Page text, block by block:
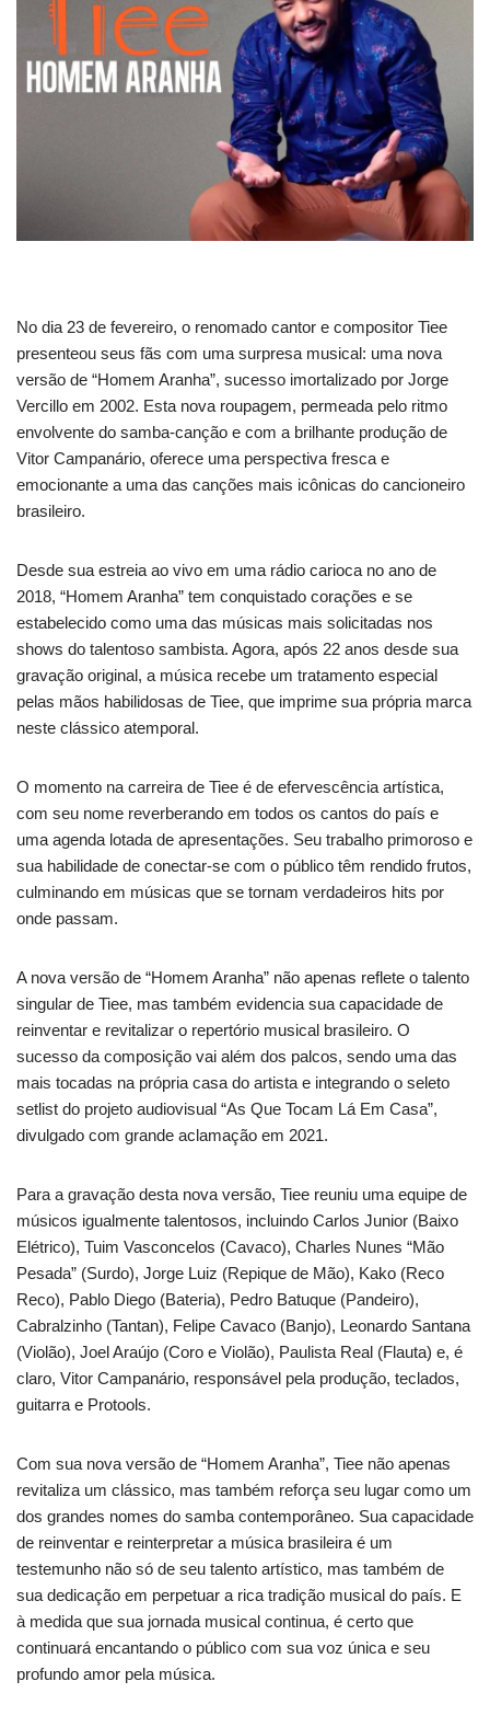
No dia 23 de fevereiro, o renomado cantor e compositor Tiee
presenteou seus fãs com uma surpresa musical: uma nova
versão de “Homem Aranha”, sucesso imortalizado por Jorge
Vercillo em 2002. Esta nova roupagem, permeada pelo ritmo
envolvente do samba-canção e com a brilhante produção de
Vitor Campanário, oferece uma perspectiva fresca e
emocionante a uma das canções mais icônicas do cancioneiro
brasileiro.
Desde sua estreia ao vivo em uma rádio carioca no ano de
2018, “Homem Aranha” tem conquistado corações e se
estabelecido como uma das músicas mais solicitadas nos
shows do talentoso sambista. Agora, após 22 anos desde sua
gravação original, a música recebe um tratamento especial
pelas mãos habilidosas de Tiee, que imprime sua própria marca
neste clássico atemporal.
O momento na carreira de Tiee é de efervescência artística,
com seu nome reverberando em todos os cantos do país e
uma agenda lotada de apresentações. Seu trabalho primoroso e
sua habilidade de conectar-se com o público têm rendido frutos,
culminando em músicas que se tornam verdadeiros hits por
onde passam.
A nova versão de “Homem Aranha” não apenas reflete o talento
singular de Tiee, mas também evidencia sua capacidade de
reinventar e revitalizar o repertório musical brasileiro. O
sucesso da composição vai além dos palcos, sendo uma das
mais tocadas na própria casa do artista e integrando o seleto
setlist do projeto audiovisual “As Que Tocam Lá Em Casa”,
divulgado com grande aclamação em 2021.
Para a gravação desta nova versão, Tiee reuniu uma equipe de
músicos igualmente talentosos, incluindo Carlos Junior (Baixo
Elétrico), Tuim Vasconcelos (Cavaco), Charles Nunes “Mão
Pesada” (Surdo), Jorge Luiz (Repique de Mão), Kako (Reco
Reco), Pablo Diego (Bateria), Pedro Batuque (Pandeiro),
Cabralzinho (Tantan), Felipe Cavaco (Banjo), Leonardo Santana
(Violão), Joel Araújo (Coro e Violão), Paulista Real (Flauta) e, é
claro, Vitor Campanário, responsável pela produção, teclados,
guitarra e Protools.
Com sua nova versão de “Homem Aranha”, Tiee não apenas
revitaliza um clássico, mas também reforça seu lugar como um
dos grandes nomes do samba contemporâneo. Sua capacidade
de reinventar e reinterpretar a música brasileira é um
testemunho não só de seu talento artístico, mas também de
sua dedicação em perpetuar a rica tradição musical do país. E
à medida que sua jornada musical continua, é certo que
continuará encantando o público com sua voz única e seu
profundo amor pela música.